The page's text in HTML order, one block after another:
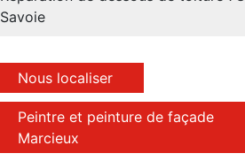
Savoie
Nous localiser
Peintre et peinture de façade
Marcieux